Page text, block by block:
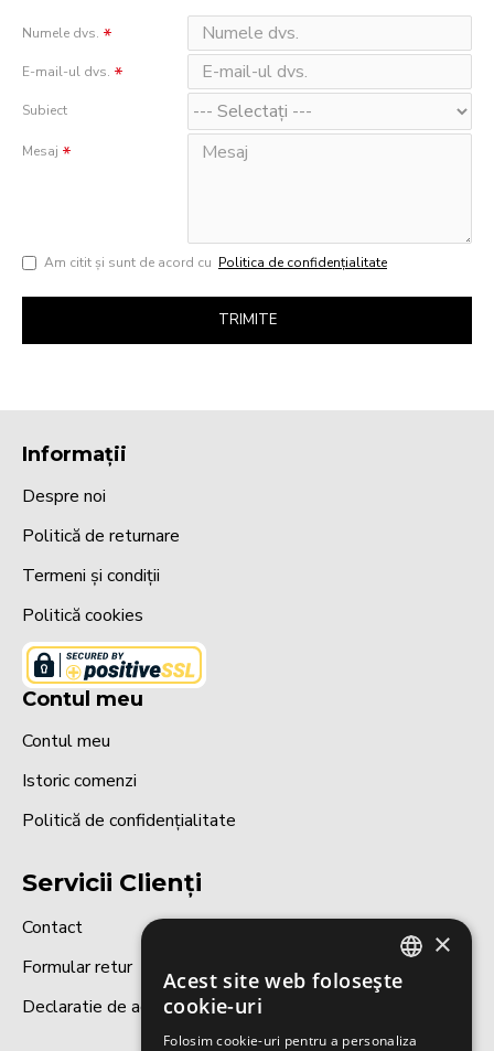
Numele dvs.
E-mail-ul dvs.
Subiect
Mesaj
Am citit şi sunt de acord cu Politica de confidențialitate
TRIMITE
Informații
Despre noi
Politică de returnare
Termeni și condiții
Politică cookies
Contul meu
Contul meu
Istoric comenzi
Politică de confidențialitate
Servicii Clienți
Contact
Formular retur
Declaratie de accesibilitate
ROMANIAN
×
Acest site web folosește
cookie-uri
Folosim cookie-uri pentru a personaliza